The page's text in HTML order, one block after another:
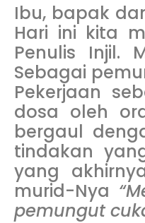
Ibu, bapak
Hari ini kita
Penulis Injil.
Sebagai
Pekerjaan
dosa oleh
bergaul
tindakan
yang
murid-Nya
pemungut